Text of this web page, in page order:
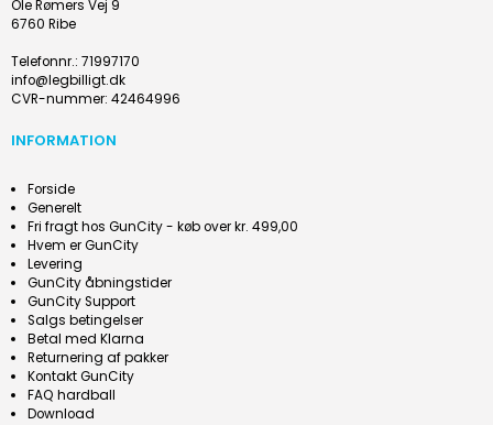
Ole Rømers Vej 9
6760 Ribe
Telefonnr.: 71997170
info@legbilligt.dk
CVR-nummer: 42464996
INFORMATION
Forside
Generelt
Fri fragt hos GunCity - køb over kr. 499,00
Hvem er GunCity
Levering
GunCity åbningstider
GunCity Support
Salgs betingelser
Betal med Klarna
Returnering af pakker
Kontakt GunCity
FAQ hardball
Download